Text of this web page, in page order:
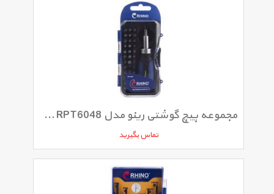
مجموعه پیچ گوشتی رینو مدل RPT6048 ست 38 عددی
تماس بگیرید